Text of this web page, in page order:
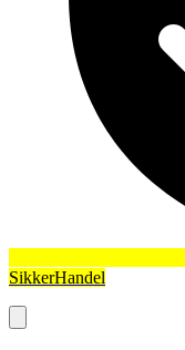
SikkerHandel